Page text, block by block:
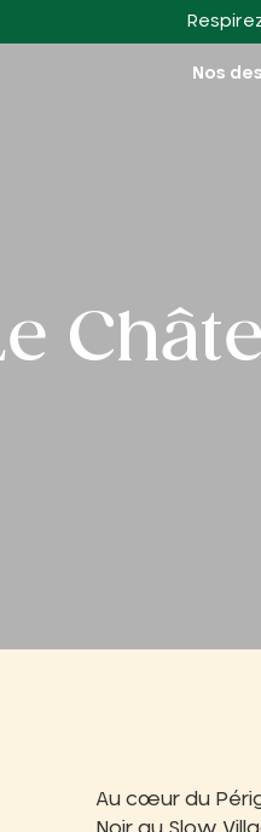
Nos
Au cœur du